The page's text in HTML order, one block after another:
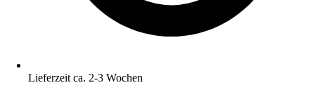
Lieferzeit ca. 2-3 Wochen